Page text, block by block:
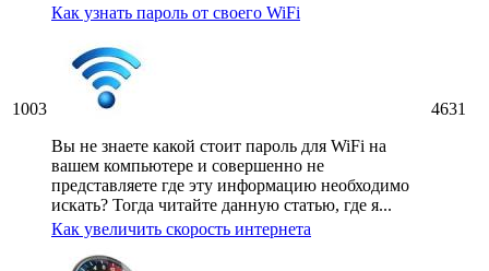
1003
Как узнать пароль от своего WiFi
Вы не знаете какой стоит пароль для WiFi на
вашем компьютере и совершенно не
представляете где эту информацию необходимо
искать? Тогда читайте данную статью, где я...
4631
Как увеличить скорость интернета